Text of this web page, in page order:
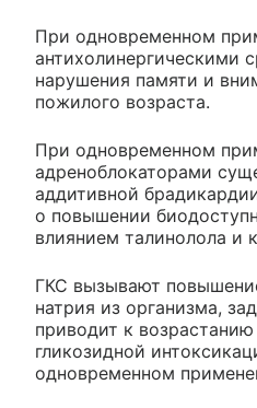
При одновременном
антихолинергическими
нарушения памяти и
пожилого возраста.
При одновременном
адреноблокаторами
аддитивной
о повышении
влиянием талинолола и
ГКС вызывают
натрия из организма,
приводит к
гликозидной
одновременном